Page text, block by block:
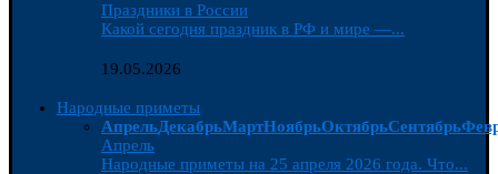
Праздники в России
Какой сегодня праздник в РФ и мире —...
19.05.2026
Народные приметы
АпрельДекабрьМартНоябрьОктябрьСентябрь
Апрель
Народные приметы на 25 апреля 2026 года. Что...